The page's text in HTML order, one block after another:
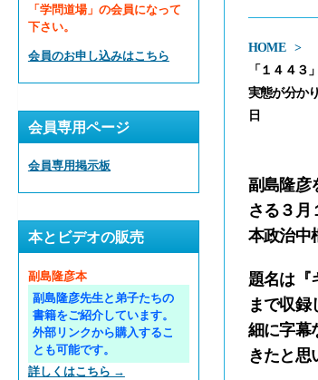
HOME
「１４４３
実態が分か
日
副島隆彦
さる３月
本政治中
題名は『
まで収録
細に字幕
きたと思
「学問道場」の会員になって
下さい。
会員のお申し込みはこちら
会員専用ページ
会員専用掲示板
本とビデオの販売
副島隆彦本
副島隆彦先生と弟子たちの
書籍をご紹介しています。
外部リンクから購入するこ
とも可能です。
詳しくはこちら →